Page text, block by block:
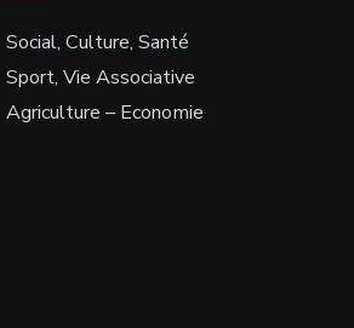
Social, Culture, Santé
Sport, Vie Associative
Agriculture – Economie